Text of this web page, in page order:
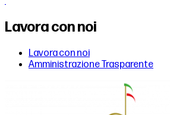
Lavora con noi
Lavora con noi
Amministrazione Trasparente